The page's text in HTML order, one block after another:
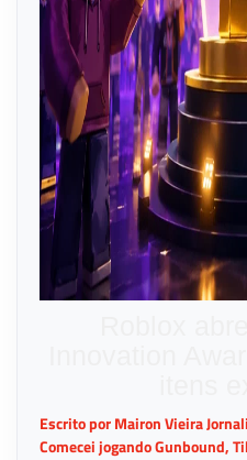
Escrito por Mairon Vieira
Comecei jogando Gunbound,